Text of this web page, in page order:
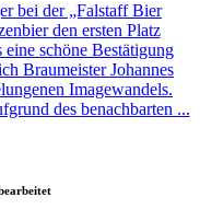
bei der „Falstaff Bier
den ersten Platz
eine schöne Bestätigung
Braumeister Johannes
Imagewandels.
des benachbarten ...